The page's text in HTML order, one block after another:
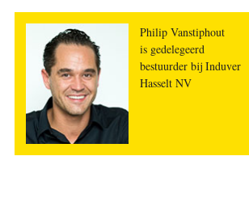
Philip Vanstiphout
is gedelegeerd
bestuurder bij Induver
Hasselt NV